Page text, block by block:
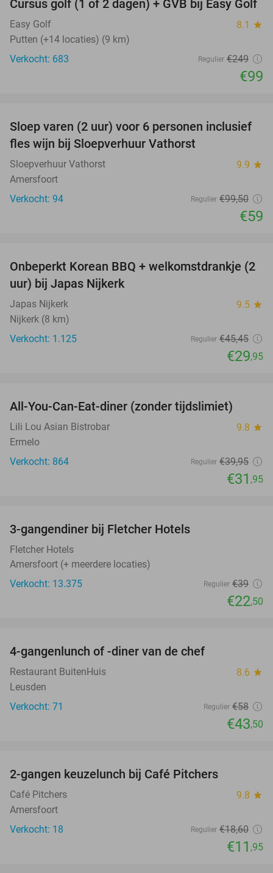
60%
Cursus golf (1 of 2 dagen) + GVB bij Easy Golf
Easy Golf 8.1 star
Putten (+14 locaties) (9 km)
Verkocht: 683
Regulier €249
€99
41%
Sloep varen (2 uur) voor 6 personen inclusief
fles wijn bij Sloepverhuur Vathorst
Sloepverhuur Vathorst 9.9 star
Amersfoort
Verkocht: 94
Regulier €99,50
€59
34%
Onbeperkt Korean BBQ + welkomstdrankje (2
uur) bij Japas Nijkerk
Japas Nijkerk 9.5 star
Nijkerk (8 km)
Verkocht: 1.125
Regulier €45,45
€29,95
All-You-Can-Eat-diner (zonder tijdslimiet)
Lili Lou Asian Bistrobar 9.8 star
Ermelo
Verkocht: 864
Regulier €39,95
€31 ,95
3-gangendiner bij Fletcher Hotels
Fletcher Hotels
Amersfoort (+ meerdere locaties)
Verkocht: 13.375
Regulier €39
€22,50
4-gangenlunch of -diner van de chef
Restaurant BuitenHuis 8.6 star
Leusden
Verkocht: 71
Regulier €58
€43,50
2-gangen keuzelunch bij Café Pitchers
Café Pitchers 9.8 star
Amersfoort
Verkocht: 18
Regulier €18,60
€11 ,95